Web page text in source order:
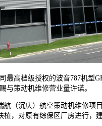
档级授权的波音787机型
与策动机维修营业量许诺。
沉庆）航空策动机维修项目
，对原有综保区厂房进行，建